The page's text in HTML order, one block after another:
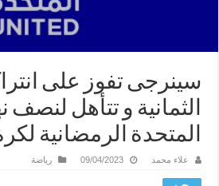
الثمانية و تتأهل لنصف
المتحدة الرمضانية
علاء محمد 09/04/2023 رياضة